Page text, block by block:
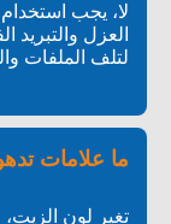
لا، يجب
العزل والتبريد
لتلف الملفات
ما علامات
تغير لون